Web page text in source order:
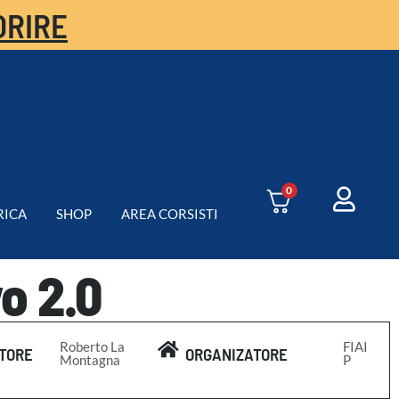
SHOP AREA CORSISTI
0
2.0
Roberto La
Montagna
ORGANIZATORE
FIAI
P